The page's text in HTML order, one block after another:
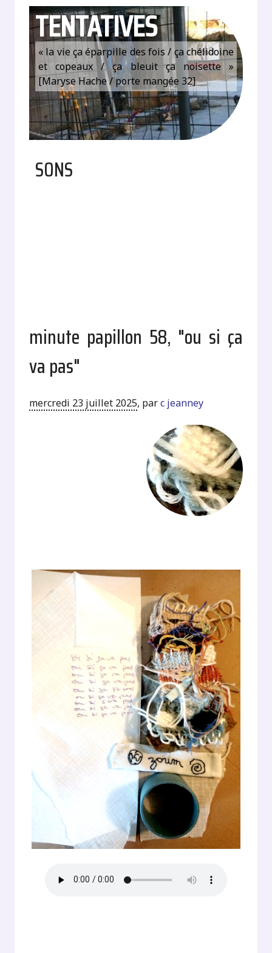
TENTATIVES
« la vie ça éparpille des fois / ça chélidoine
et copeaux / ça bleuit ça noisette »
[Maryse Hache / porte mangée 32]
SONS
minute papillon 58, "ou si ça
va pas"
mercredi 23 juillet 2025, parc jeanney